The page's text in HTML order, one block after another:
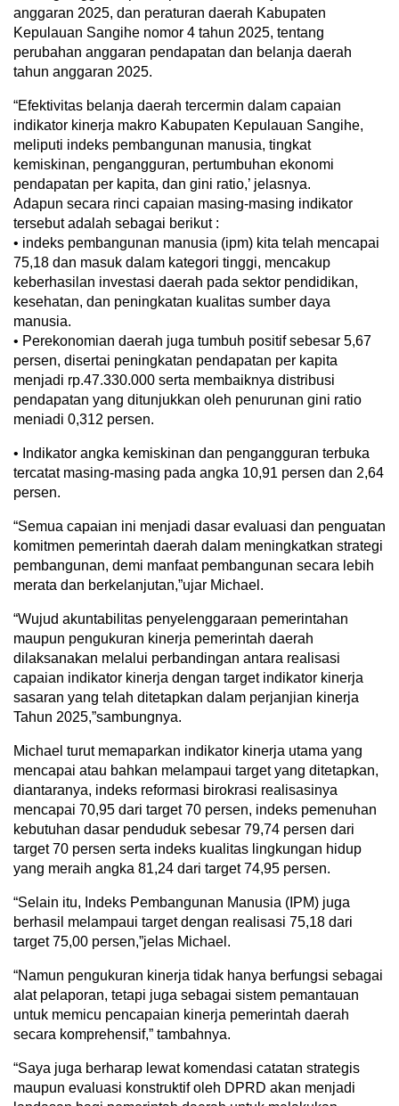
anggaran 2025, dan peraturan daerah Kabupaten
Kepulauan Sangihe nomor 4 tahun 2025, tentang
perubahan anggaran pendapatan dan belanja daerah
tahun anggaran 2025.
“Efektivitas belanja daerah tercermin dalam capaian
indikator kinerja makro Kabupaten Kepulauan Sangihe,
meliputi indeks pembangunan manusia, tingkat
kemiskinan, pengangguran, pertumbuhan ekonomi
pendapatan per kapita, dan gini ratio,’ jelasnya.
Adapun secara rinci capaian masing-masing indikator
tersebut adalah sebagai berikut :
• indeks pembangunan manusia (ipm) kita telah mencapai
75,18 dan masuk dalam kategori tinggi, mencakup
keberhasilan investasi daerah pada sektor pendidikan,
kesehatan, dan peningkatan kualitas sumber daya
manusia.
• Perekonomian daerah juga tumbuh positif sebesar 5,67
persen, disertai peningkatan pendapatan per kapita
menjadi rp.47.330.000 serta membaiknya distribusi
pendapatan yang ditunjukkan oleh penurunan gini ratio
meniadi 0,312 persen.
• Indikator angka kemiskinan dan pengangguran terbuka
tercatat masing-masing pada angka 10,91 persen dan 2,64
persen.
“Semua capaian ini menjadi dasar evaluasi dan penguatan
komitmen pemerintah daerah dalam meningkatkan strategi
pembangunan, demi manfaat pembangunan secara lebih
merata dan berkelanjutan,”ujar Michael.
“Wujud akuntabilitas penyelenggaraan pemerintahan
maupun pengukuran kinerja pemerintah daerah
dilaksanakan melalui perbandingan antara realisasi
capaian indikator kinerja dengan target indikator kinerja
sasaran yang telah ditetapkan dalam perjanjian kinerja
Tahun 2025,”sambungnya.
Michael turut memaparkan indikator kinerja utama yang
mencapai atau bahkan melampaui target yang ditetapkan,
diantaranya, indeks reformasi birokrasi realisasinya
mencapai 70,95 dari target 70 persen, indeks pemenuhan
kebutuhan dasar penduduk sebesar 79,74 persen dari
target 70 persen serta indeks kualitas lingkungan hidup
yang meraih angka 81,24 dari target 74,95 persen.
“Selain itu, Indeks Pembangunan Manusia (IPM) juga
berhasil melampaui target dengan realisasi 75,18 dari
target 75,00 persen,”jelas Michael.
“Namun pengukuran kinerja tidak hanya berfungsi sebagai
alat pelaporan, tetapi juga sebagai sistem pemantauan
untuk memicu pencapaian kinerja pemerintah daerah
secara komprehensif,” tambahnya.
“Saya juga berharap lewat komendasi catatan strategis
maupun evaluasi konstruktif oleh DPRD akan menjadi